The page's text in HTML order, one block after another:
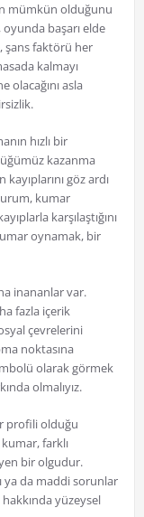
mümkün olduğunu
başarı elde
şans faktörü her
kalmayı
olacağını asla
hızlı bir
kazanma
göz ardı
kumar
karşılaştığını
oynamak, bir
inananlar var.
fazla içerik
çevrelerini
noktasına
olarak görmek
olmalıyız.
profili olduğu
kumar, farklı
bir olgudur.
ya da maddi sorunlar
yüzeysel